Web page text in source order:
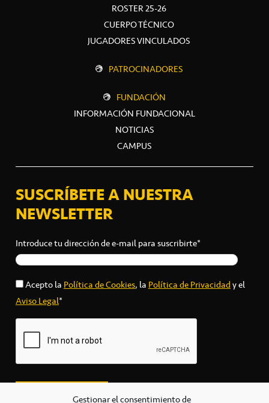
Gestionar el consentimiento de
ROSTER 25-26
CUERPO TÉCNICO
JUGADORES VINCULADOS
PATROCINADORES
FUNDACIÓN
INFORMACIÓN FUNDACIONAL
NOTICIAS
CAMPUS
SUSCRÍBETE A NUESTRA
NEWSLETTER
Introduce tu dirección de e-mail para suscribirte*
Acepto laPolítica de Cookies, laPolítica de Privacidady el
Aviso Legal*